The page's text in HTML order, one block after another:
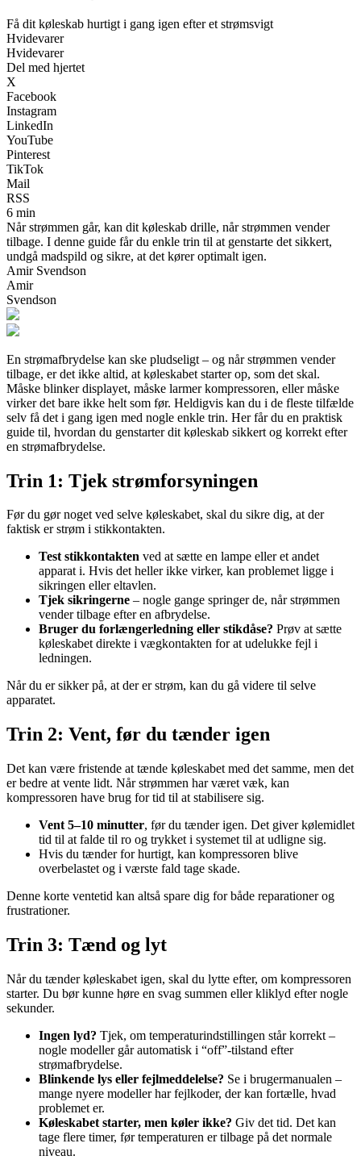
Få dit køleskab hurtigt i gang igen efter et strømsvigt
Hvidevarer
Hvidevarer
Del med hjertet
X
Facebook
Instagram
LinkedIn
YouTube
Pinterest
TikTok
Mail
RSS
6 min
Når strømmen går, kan dit køleskab drille, når strømmen vender
tilbage. I denne guide får du enkle trin til at genstarte det sikkert,
undgå madspild og sikre, at det kører optimalt igen.
Amir Svendson
Amir
Svendson
En strømafbrydelse kan ske pludseligt – og når strømmen vender
tilbage, er det ikke altid, at køleskabet starter op, som det skal.
Måske blinker displayet, måske larmer kompressoren, eller måske
virker det bare ikke helt som før. Heldigvis kan du i de fleste tilfælde
selv få det i gang igen med nogle enkle trin. Her får du en praktisk
guide til, hvordan du genstarter dit køleskab sikkert og korrekt efter
en strømafbrydelse.
Trin 1: Tjek strømforsyningen
Før du gør noget ved selve køleskabet, skal du sikre dig, at der
faktisk er strøm i stikkontakten.
Test stikkontakten ved at sætte en lampe eller et andet
apparat i. Hvis det heller ikke virker, kan problemet ligge i
sikringen eller eltavlen.
Tjek sikringerne – nogle gange springer de, når strømmen
vender tilbage efter en afbrydelse.
Bruger du forlængerledning eller stikdåse? Prøv at sætte
køleskabet direkte i vægkontakten for at udelukke fejl i
ledningen.
Når du er sikker på, at der er strøm, kan du gå videre til selve
apparatet.
Trin 2: Vent, før du tænder igen
Det kan være fristende at tænde køleskabet med det samme, men det
er bedre at vente lidt. Når strømmen har været væk, kan
kompressoren have brug for tid til at stabilisere sig.
Vent 5–10 minutter, før du tænder igen. Det giver kølemidlet
tid til at falde til ro og trykket i systemet til at udligne sig.
Hvis du tænder for hurtigt, kan kompressoren blive
overbelastet og i værste fald tage skade.
Denne korte ventetid kan altså spare dig for både reparationer og
frustrationer.
Trin 3: Tænd og lyt
Når du tænder køleskabet igen, skal du lytte efter, om kompressoren
starter. Du bør kunne høre en svag summen eller kliklyd efter nogle
sekunder.
Ingen lyd? Tjek, om temperaturindstillingen står korrekt –
nogle modeller går automatisk i “off”-tilstand efter
strømafbrydelse.
Blinkende lys eller fejlmeddelelse? Se i brugermanualen –
mange nyere modeller har fejlkoder, der kan fortælle, hvad
problemet er.
Køleskabet starter, men køler ikke? Giv det tid. Det kan
tage flere timer, før temperaturen er tilbage på det normale
niveau.